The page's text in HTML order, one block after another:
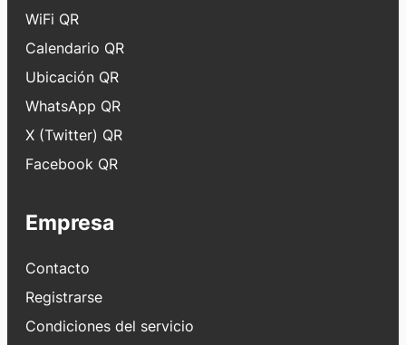
WiFi QR
Calendario QR
Ubicación QR
WhatsApp QR
X (Twitter) QR
Facebook QR
Empresa
Contacto
Registrarse
Condiciones del servicio